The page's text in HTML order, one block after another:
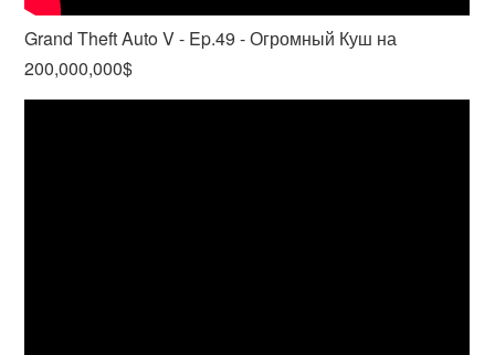
Grand Theft Auto V - Ep.49 - Огромный Куш на
200,000,000$